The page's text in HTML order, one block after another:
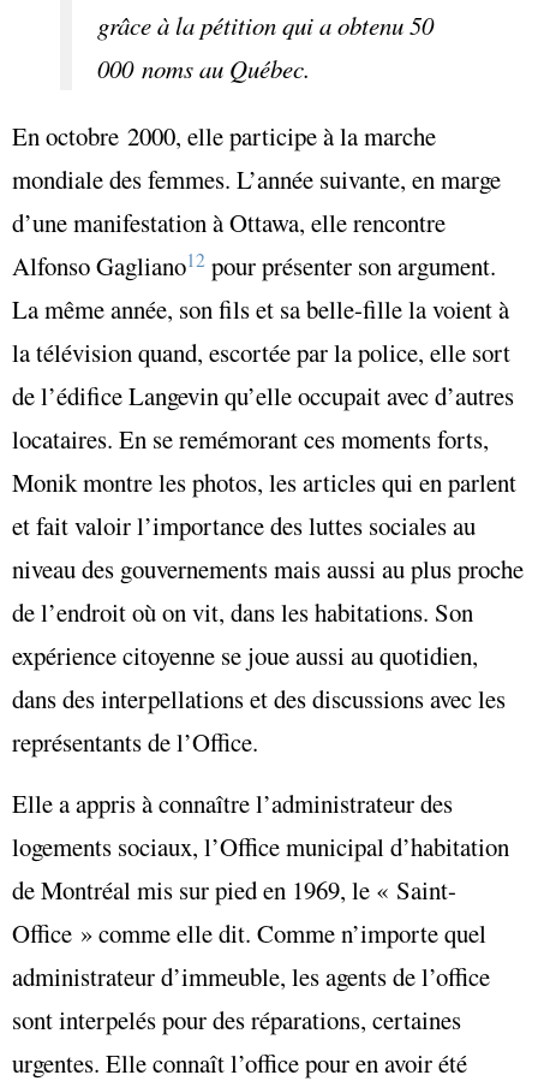
grâce à la pétition qui a obtenu 50
000 noms au Québec.
En octobre 2000, elle participe à la marche
mondiale des femmes. L’année suivante, en marge
d’une manifestation à Ottawa, elle rencontre
Alfonso Gagliano12 pour présenter son argument.
La même année, son fils et sa belle-fille la voient à
la télévision quand, escortée par la police, elle sort
de l’édifice Langevin qu’elle occupait avec d’autres
locataires. En se remémorant ces moments forts,
Monik montre les photos, les articles qui en parlent
et fait valoir l’importance des luttes sociales au
niveau des gouvernements mais aussi au plus proche
de l’endroit où on vit, dans les habitations. Son
expérience citoyenne se joue aussi au quotidien,
dans des interpellations et des discussions avec les
représentants de l’Office.
Elle a appris à connaître l’administrateur des
logements sociaux, l’Office municipal d’habitation
de Montréal mis sur pied en 1969, le « Saint-
Office » comme elle dit. Comme n’importe quel
administrateur d’immeuble, les agents de l’office
sont interpelés pour des réparations, certaines
urgentes. Elle connaît l’office pour en avoir été